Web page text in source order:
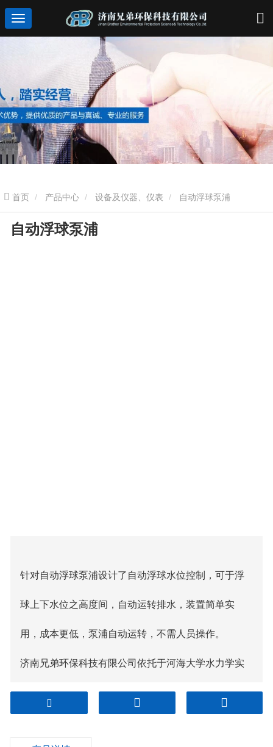
首页 产品中心 设备及仪器、仪表 自动浮球泵浦
自动浮球泵浦
针对自动浮球泵浦设计了自动浮球水位控制，可于浮
球上下水位之高度间，自动运转排水，装置简单实
用，成本更低，泵浦自动运转，不需人员操作。
济南兄弟环保科技有限公司依托于河海大学水力学实
验室和自己专业的实验室以及专业的技术团队，多年